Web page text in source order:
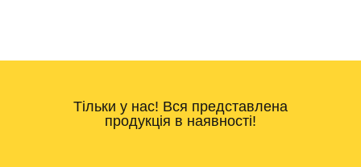
Тільки у нас! Вся представлена
продукція в наявності!